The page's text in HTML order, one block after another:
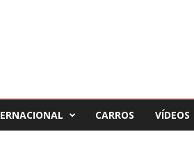
CARROS VÍDEOS